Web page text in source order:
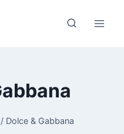
/ Dolce & Gabbana